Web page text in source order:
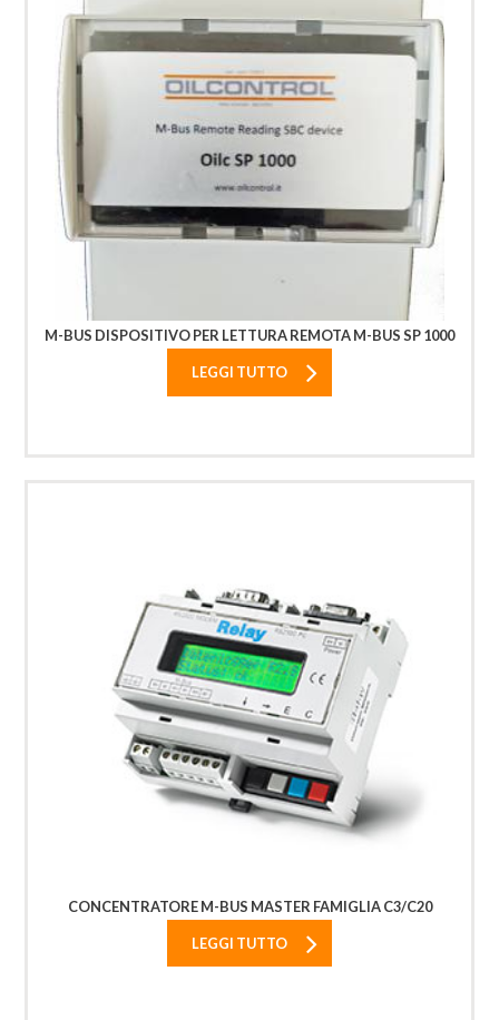
M-BUS DISPOSITIVO PER LETTURA REMOTA M-BUS SP 1000
LEGGI TUTTO
CONCENTRATORE M-BUS MASTER FAMIGLIA C3/C20
LEGGI TUTTO